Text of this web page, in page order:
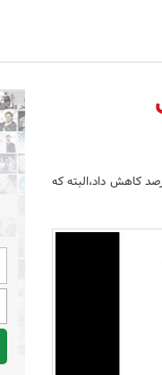
نرخ سود تسهیلاتش را از 18 درصد به 15 درصد کاهش داد،البته که